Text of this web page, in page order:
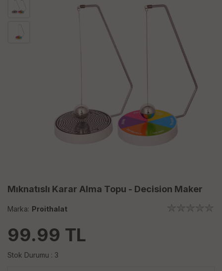
Mıknatıslı Karar Alma Topu - Decision Maker
Marka: Proithalat
99.99 TL
Stok Durumu : 3